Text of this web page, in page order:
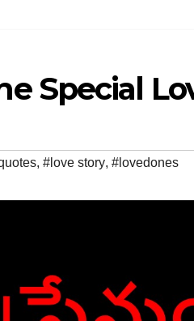
Special
, #love story, #lovedones